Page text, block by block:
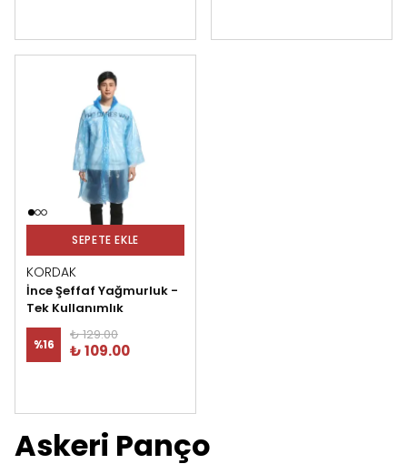
SEPETE EKLE
KORDAK
İnce Şeffaf Yağmurluk -
Tek Kullanımlık
%16
₺ 129.00
₺ 109.00
Askeri Panço